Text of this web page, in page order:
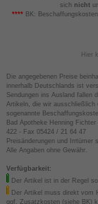
sich nicht
****BK:
Hier
Die angegebenen Preise
innerhalb Deutschlands ist
Sendungen ins Ausland fallen
Artikeln, die wir ausschließlich
sogenannte
Bad Apotheke Henning
422 - Fax 05424 / 21 64 47
Preisänderungen und Irrtümer
Alle Angaben ohne Gewähr.
Verfügbarkeit:
Der Artikel ist in der Regel
Der Artikel muss direkt vom
ggf. Zusatzkosten (siehe BK)